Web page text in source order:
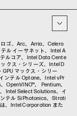
ゴ、Arc、Arria、Celero
ル イーサネット、Intel A
ルコア、Intel Data Cente
クス・シリーズ、Intel D
マックス・シリー
ンテル Optane、Intel vPr
OpenVINO™、 Pentium、
Intel Select Solutions、イ
テル Si Photonics、Strati
、Intel Corporation また